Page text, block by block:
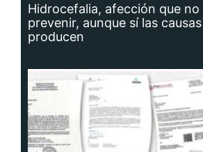
Hidrocefalia, afección que no
prevenir, aunque sí las
producen